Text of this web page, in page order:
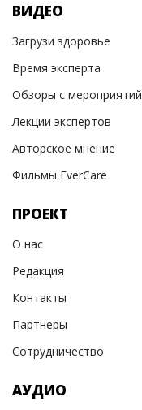
ВИДЕО
Загрузи здоровье
Время эксперта
Обзоры с мероприятий
Лекции экспертов
Авторское мнение
Фильмы EverCare
ПРОЕКТ
О нас
Редакция
Контакты
Партнеры
Сотрудничество
АУДИО